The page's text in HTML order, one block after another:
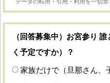
（回答募集中）お宮参り
く予定ですか）？
家族だけで（旦那さん、